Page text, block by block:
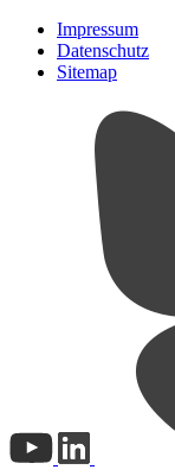
Impressum
Datenschutz
Sitemap